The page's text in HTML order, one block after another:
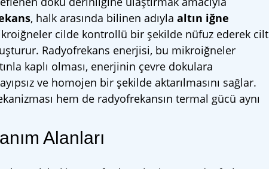
, halk arasında bilinen adıyla altın iğne
cilde kontrollü bir şekilde nüfuz ederek cilt
Radyofrekans enerjisi, bu mikroiğneler
kaplı olması, enerjinin çevre dokulara
ve homojen bir şekilde aktarılmasını sağlar.
hem de radyofrekansın termal gücü aynı
Alanları